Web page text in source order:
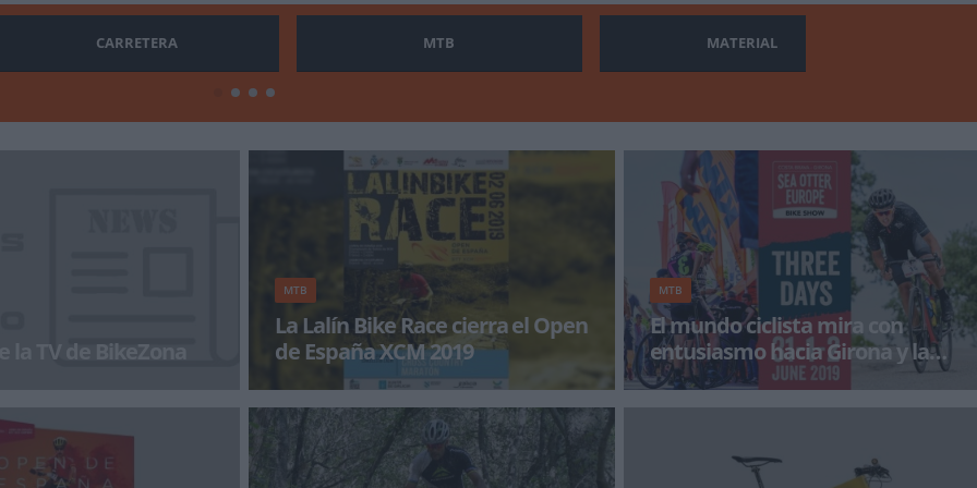
CARRETERA MTB MATERIAL
la TV de BikeZona
MTB
La Lalín Bike Race cierra el Open
de España XCM 2019
El municipio pontevedrés acogerá este
domingo la última cita de un vibrante Open de
MTB
El mundo ciclista mira con
entusiasmo hacia Girona y la
Costa Brava
Los preparativos avanzan a buen ritmo para